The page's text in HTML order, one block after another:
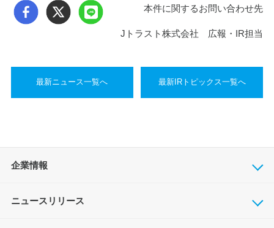
本件に関するお問い合わせ先
Jトラスト株式会社 広報・IR担当
最新ニュース一覧へ 最新IRトピックス一覧へ
企業情報
ニュースリリース